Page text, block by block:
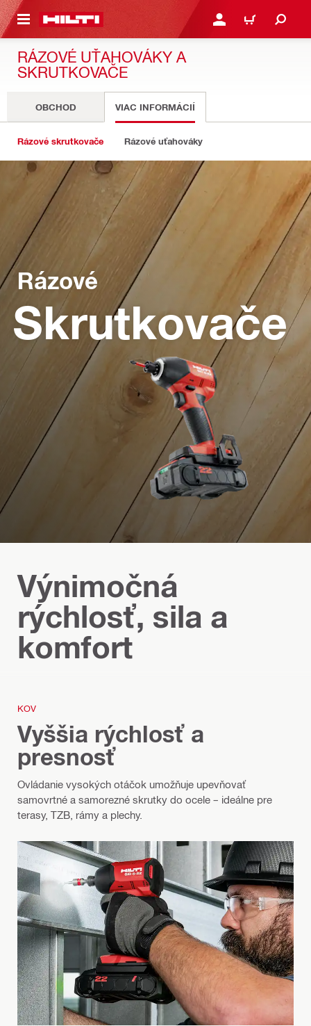
HLAVNÝ OBSAH PRIHLÁSIŤ ALEBO
KOŠÍK
RÁZOVÉ UŤAHOVÁKY A
SKRUTKOVAČE
OBCHOD VIAC INFORMÁCIÍ
Rázové skrutkovače Rázové uťahováky
Rázové
Skrutkovače
Výnimočná
rýchlosť, sila a
komfort
KOV
Vyššia rýchlosť a
presnosť
Ovládanie vysokých otáčok umožňuje upevňovať
samovrtné a samorezné skrutky do ocele – ideálne pre
terasy, TZB, rámy a plechy.